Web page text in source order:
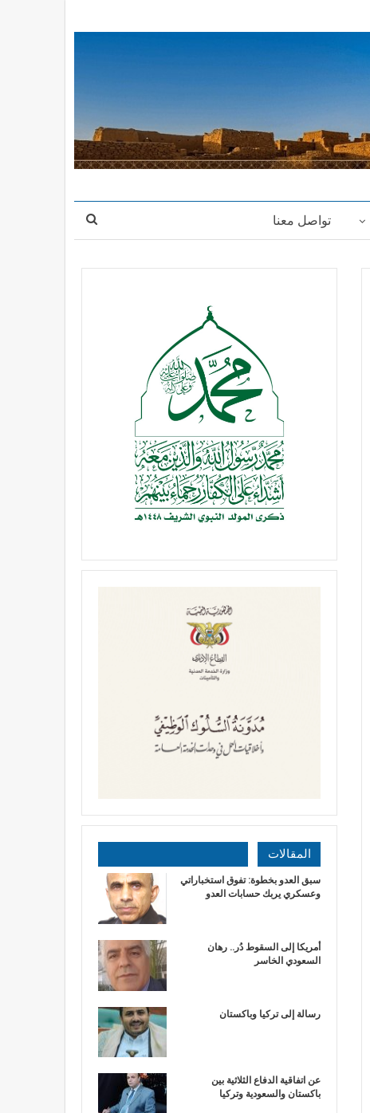
تواصل معنا
المقالات
سبق العدو بخطوة: تفوق استخباراتي
وعسكري يربك حسابات العدو
أمريكا إلى السقوط دُر.. رهان
السعودي الخاسر
رسالة إلى تركيا وباكستان
عن اتفاقية الدفاع الثلاثية بين
باكستان والسعودية وتركيا